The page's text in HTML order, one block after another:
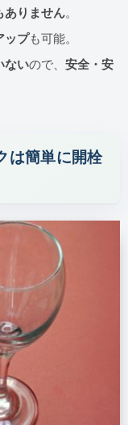
ありません。
ップも可能。
ないので、 安全・安